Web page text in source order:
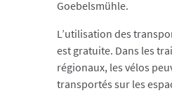
Goebelsmühle.
L’utilisation des
est gratuite. Dans les
régionaux, les vélos
transportés sur les